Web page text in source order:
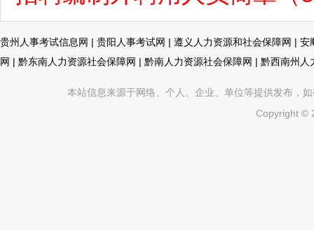
贵州人事考试信息网 | 贵阳人事考试网 | 遵义人力资源和社会保障网 | 安
网 | 黔东南人力资源社会保障网 | 黔南人力资源社会保障网 | 黔西南州人
本站信息来源于网络、个人、企业、单位等提供发布，
Copyright ©